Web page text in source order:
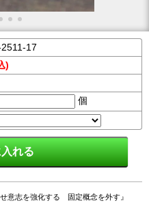
17
)
個
意志を強化する 固定概念を外す』